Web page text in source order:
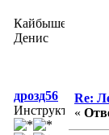
Кайбышев
Денис
дрозд56
Инструктор
Re:
«